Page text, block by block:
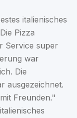
italienisches
Pizza
Service super
war
Die
ausgezeichnet.
Freunden."